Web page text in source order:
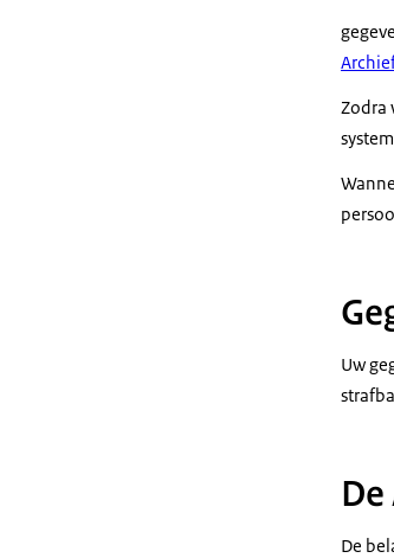
Zodra
Uw
De